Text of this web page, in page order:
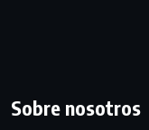
Sobre nosotros